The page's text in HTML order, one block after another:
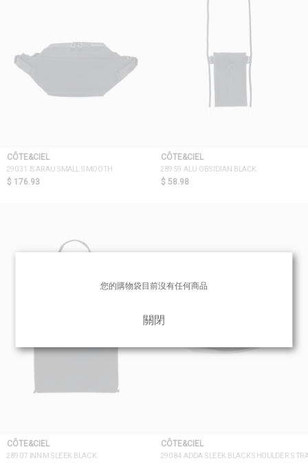
CÔTE&CIEL
29031 ISARAU SMALL SMOOTH
$ 176.93
CÔTE&CIEL
28959 ALU OBSIDIAN BLACK
$ 58.98
CÔTE&CIEL
28907 INN M SLEEK BLACK
CÔTE&CIEL
29084 ADDA SLEEK BLACK SHOULDER
您的購物袋目前沒有任何商品
關閉